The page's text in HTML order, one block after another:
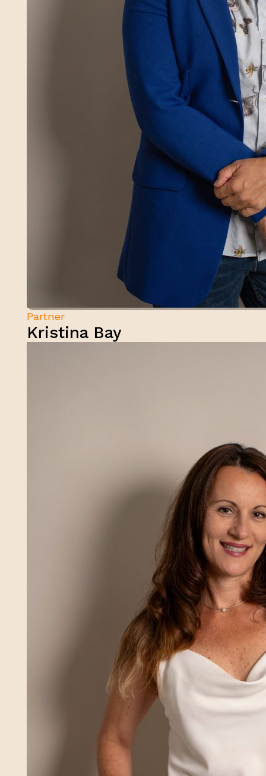
Partner
Kristina Bay